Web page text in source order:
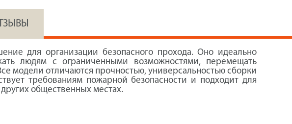
для организации безопасного прохода. Оно идеально
людям с ограниченными возможностями, перемещать
модели отличаются прочностью, универсальностью сборки
требованиям пожарной безопасности и подходит для
общественных местах.